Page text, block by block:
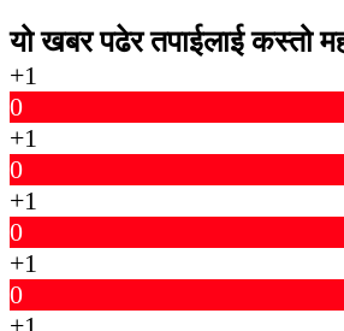
यो खबर पढेर तपाईलाई कस्तो
+1
0
+1
0
+1
0
+1
0